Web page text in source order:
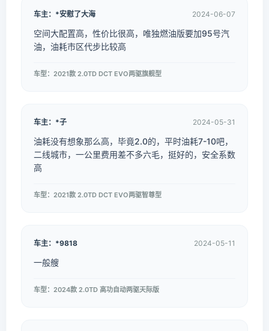
车主：*安慰了大海 2024-06-07
空间大配置高，性价比很高，唯独燃油版要加95号汽
油，油耗市区代步比较高
车型：2021款 2.0TD DCT EVO两驱旗舰型
车主：*子 2024-05-31
油耗没有想象那么高，毕竟2.0的，平时油耗7-10吧，
二线城市，一公里费用差不多六毛，挺好的，安全系数
高
车型：2021款 2.0TD DCT EVO两驱智尊型
车主：*9818 2024-05-11
一般艘
车型：2024款 2.0TD 高功自动两驱天际版